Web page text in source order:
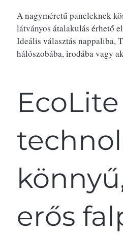
A nagyméretű paneleknek
látványos átalakulás érhető
Ideális választás nappaliba,
hálószobába, irodába vagy
EcoLite
erős